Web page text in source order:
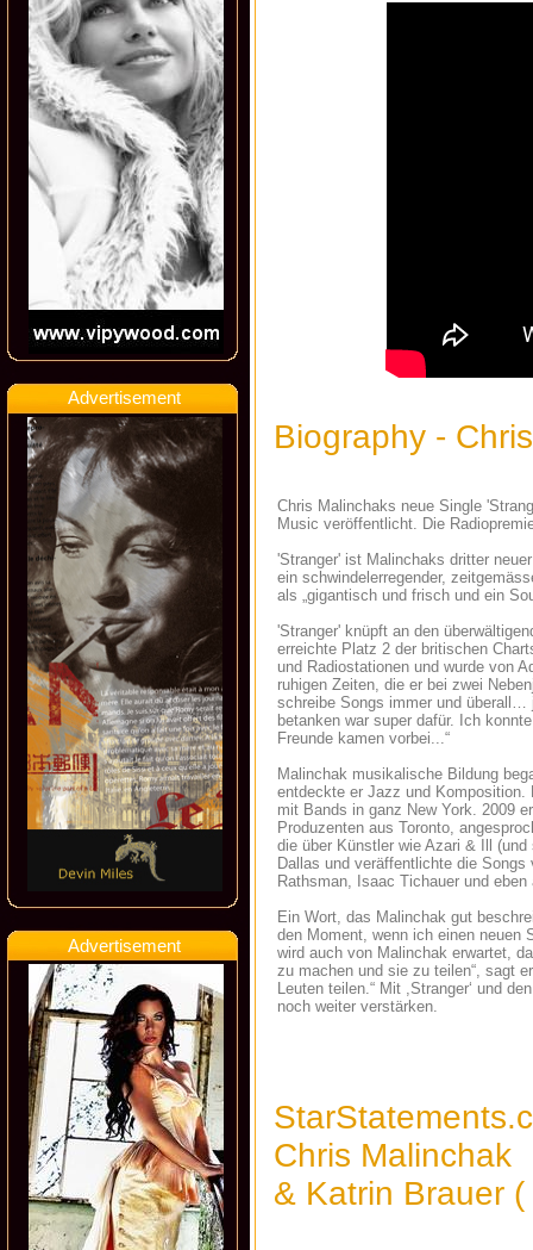
Advertisement
Advertisement
Biography -
Chris Malinchaks neue Single
Music veröffentlicht. Die
'Stranger' ist Malinchaks dritter
ein schwindelerregender,
als „gigantisch und frisch und ein
'Stranger' knüpft an den
erreichte Platz 2 der britischen
und Radiostationen und wurde von
ruhigen Zeiten, die er bei zwei
schreibe Songs immer und überall…
betanken war super dafür. Ich
Freunde kamen vorbei...“
Malinchak musikalische Bildung
entdeckte er Jazz und Komposition.
mit Bands in ganz New York. 2009
Produzenten aus Toronto,
die über Künstler wie Azari & Ill
Dallas und veräffentlichte die
Rathsman, Isaac Tichauer und
Ein Wort, das Malinchak gut
den Moment, wenn ich einen neuen
wird auch von Malinchak erwartet,
zu machen und sie zu teilen“, sagt
Leuten teilen.“ Mit ,Stranger‘ und
noch weiter verstärken.
Chris Malinchak
& Katrin Brauer